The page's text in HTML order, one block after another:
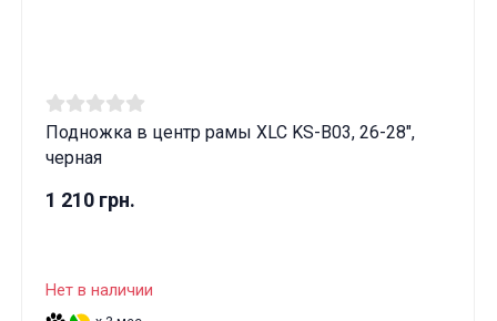
Подножка в центр рамы XLC KS-B03, 26-28",
черная
1 210 грн.
Нет в наличии